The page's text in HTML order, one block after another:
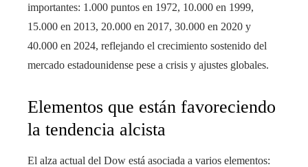
importantes: 1.000 puntos en 1972, 10.000 en 1999,
15.000 en 2013, 20.000 en 2017, 30.000 en 2020 y
40.000 en 2024, reflejando el crecimiento sostenido del
mercado estadounidense pese a crisis y ajustes globales.
Elementos que están favoreciendo
la tendencia alcista
El alza actual del Dow está asociada a varios elementos: